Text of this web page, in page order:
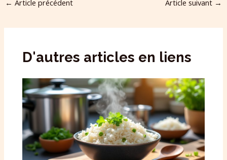
← Article précédent Article suivant →
D'autres articles en liens